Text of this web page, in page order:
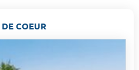
COEUR